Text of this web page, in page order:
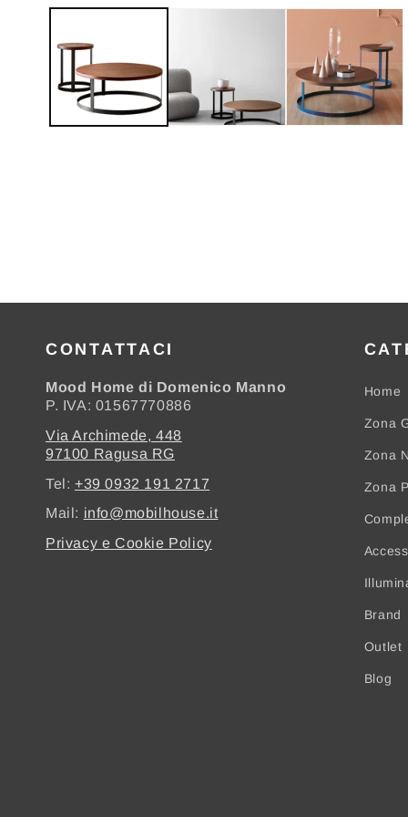
modale
CONTATTACI
Mood Home di Domenico Manno
P. IVA: 01567770886
Via Archimede, 448
97100 Ragusa RG
Tel: +39 0932 191 2717
Mail: info@mobilhouse.it
Privacy e Cookie Policy
Home
Zona
Zona
Zona
Brand
Outlet
Blog